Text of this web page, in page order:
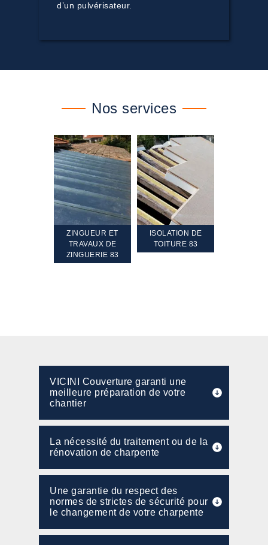
d’un pulvérisateur.
Nos services
ZINGUEUR ET
TRAVAUX DE
ZINGUERIE 83
ISOLATION DE
TOITURE 83
VICINI Couverture garanti une
meilleure préparation de votre
chantier
La nécessité du traitement ou de la
rénovation de charpente
Une garantie du respect des
normes de strictes de sécurité pour
le changement de votre charpente